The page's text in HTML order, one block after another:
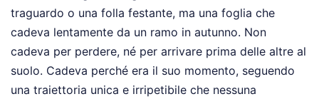
traguardo o una folla festante, ma una foglia che
cadeva lentamente da un ramo in autunno. Non
cadeva per perdere, né per arrivare prima delle altre al
suolo. Cadeva perché era il suo momento, seguendo
una traiettoria unica e irripetibile che nessuna